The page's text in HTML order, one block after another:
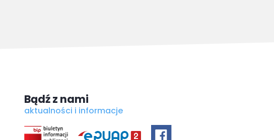
Bądź z nami
aktualności i informacje